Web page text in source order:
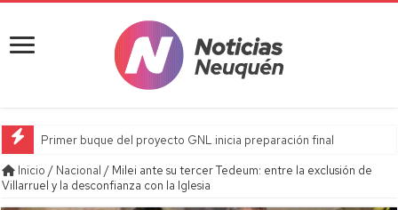
Primer buque del proyecto GNL inicia preparación final
Inicio / Nacional / Milei ante su tercer Tedeum: entre la exclusión de
Villarruel y la desconfianza con la Iglesia